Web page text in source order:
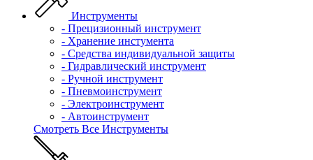
Инструменты
- Прецизионный инструмент
- Хранение инстумента
- Средства индивидуальной защиты
- Гидравлический инструмент
- Ручной инструмент
- Пневмоинструмент
- Электроинструмент
- Автоинструмент
Смотреть Все Инструменты